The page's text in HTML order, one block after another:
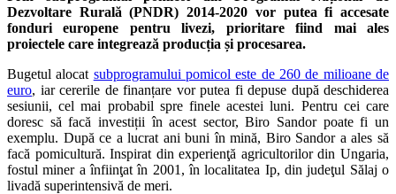
Dezvoltare Rurală (PNDR) 2014-2020 vor putea fi accesate
fonduri europene pentru livezi, prioritare fiind mai ales
proiectele care integrează producția și procesarea.
Bugetul alocat subprogramului pomicol este de 260 de milioane de
euro, iar cererile de finanțare vor putea fi depuse după deschiderea
sesiunii, cel mai probabil spre finele acestei luni. Pentru cei care
doresc să facă investiții în acest sector, Biro Sandor poate fi un
exemplu. După ce a lucrat ani buni în mină, Biro Sandor a ales să
facă pomicultură. Inspirat din experienţă agricultorilor din Ungaria,
fostul miner a înfiinţat în 2001, în localitatea Ip, din judeţul Sălaj o
livadă superintensivă de meri.